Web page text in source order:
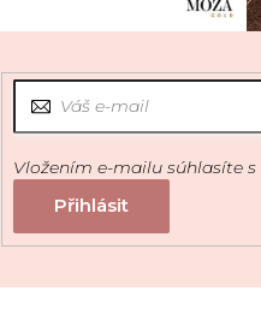
Vložením e-mailu súhlasíte s